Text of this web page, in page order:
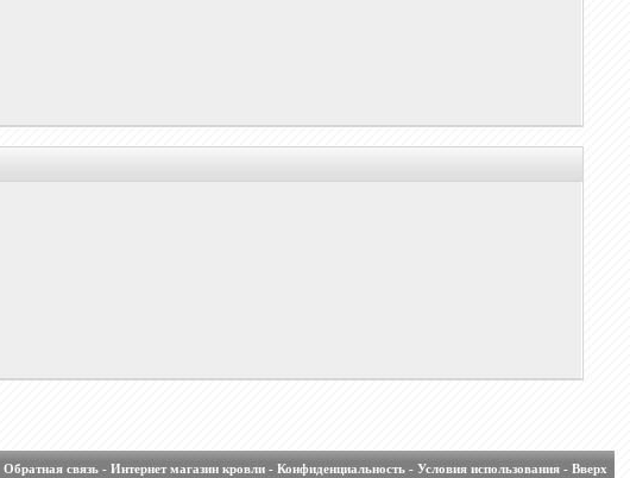
Обратная связь- Интернет магазин кровли- Конфиденциальность- Условия использования- Вверх